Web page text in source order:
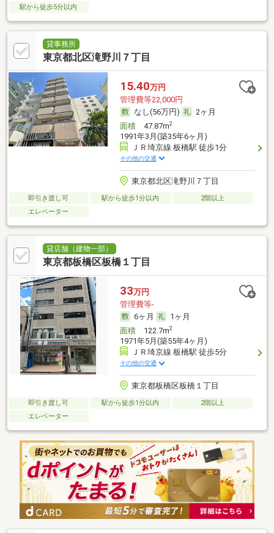
駅から徒歩5分以内
貸事務所
東京都北区滝野川７丁目
15.40万円
管理費等22,000円
なし(56万円)
2ヶ月
面積47.87m2
1991年3月(築35年6ヶ月)
ＪＲ埼京線 板橋駅 徒歩1分
その他の交通
東京都北区滝野川７丁目
即引き渡し可 駅から徒歩1分以内
2階以上
エレベーター
貸店舗（建物一部）
東京都板橋区板橋１丁目
33万円
管理費等-
6ヶ月
1ヶ月
面積122.7m2
1971年5月(築55年4ヶ月)
ＪＲ埼京線 板橋駅 徒歩5分
その他の交通
東京都板橋区板橋１丁目
即引き渡し可 駅から徒歩1分以内
2階以上
エレベーター